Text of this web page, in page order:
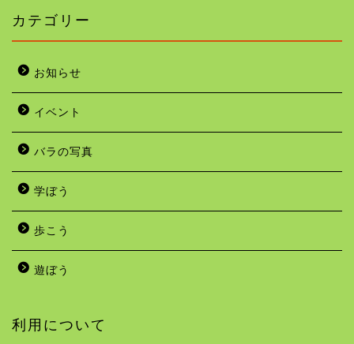
カテゴリー
お知らせ
イベント
バラの写真
学ぼう
歩こう
遊ぼう
利用について